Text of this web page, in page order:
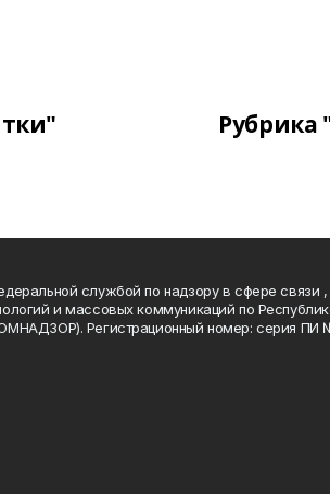
службой по надзору в сфере связи ,
и массовых коммуникаций по
Регистрационный номер: серия ПИ